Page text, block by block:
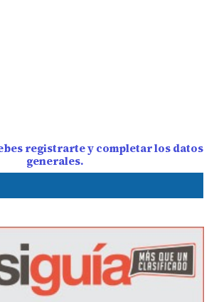
registrarte y completar los datos
generales.